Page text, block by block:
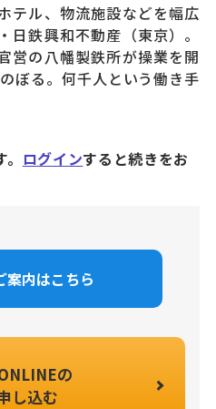
テル、物流施設などを幅広
日鉄興和不動産（東京）。
営の八幡製鉄所が操業を開
ぼる。何千人という働き手
ログインすると続きをお
案内はこちら
の
し込む